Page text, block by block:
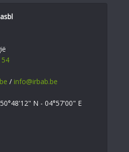
/ info@irbab.be
N - 04°57'00" E